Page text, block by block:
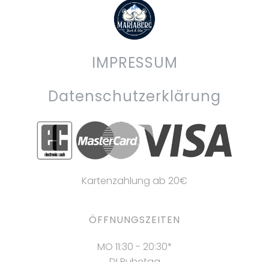
IMPRESSUM
Datenschutzerklärung
Kartenzahlung ab 20€
ÖFFNUNGSZEITEN
MO 11:30 - 20:30*